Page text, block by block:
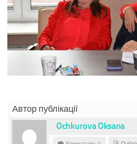
Автор публікації
Ochkurova Oksana